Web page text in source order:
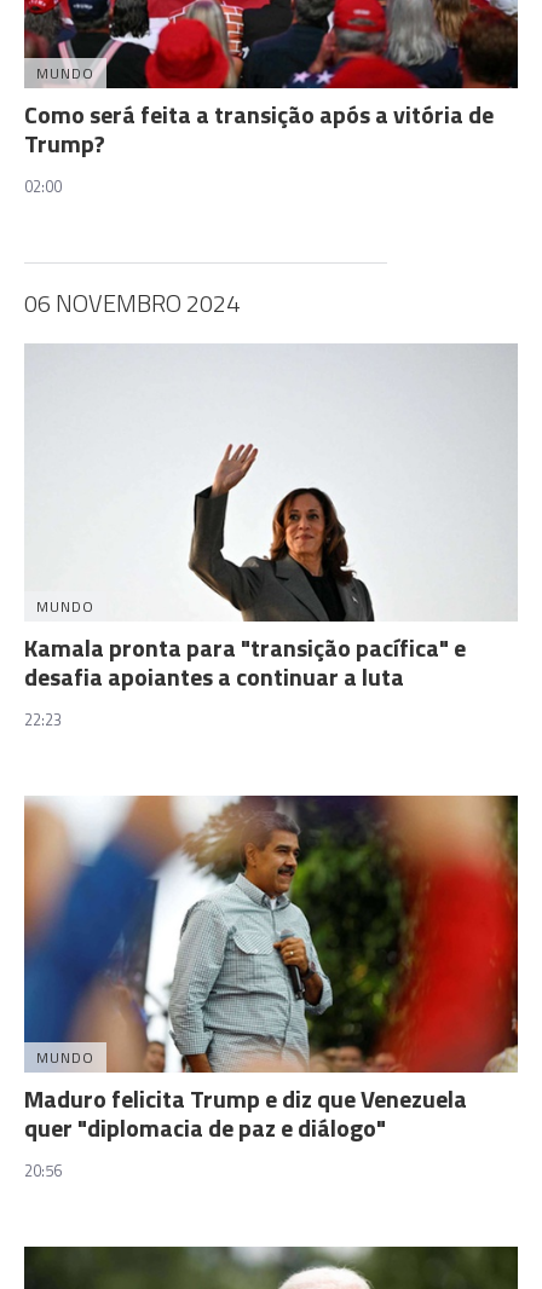
MUNDO
Como será feita a transição após a vitória de
Trump?
02:00
06 NOVEMBRO 2024
MUNDO
Kamala pronta para "transição pacífica" e
desafia apoiantes a continuar a luta
22:23
MUNDO
Maduro felicita Trump e diz que Venezuela
quer "diplomacia de paz e diálogo"
20:56